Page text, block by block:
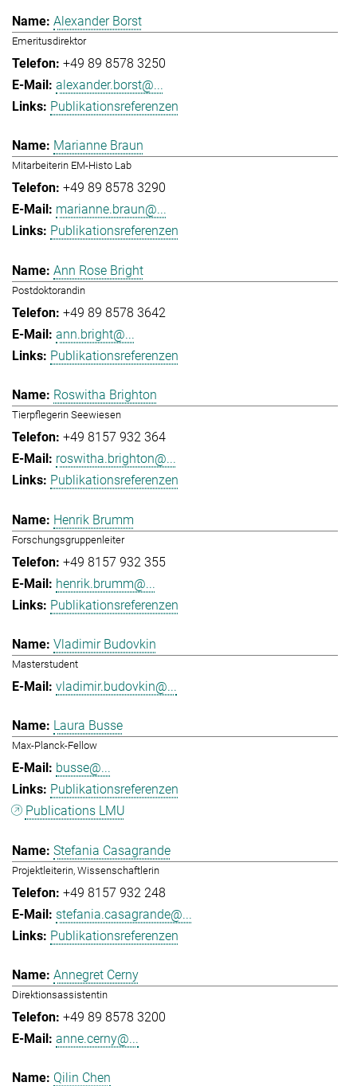
Alexander Borst
Emeritusdirektor
+49 89 8578 3250
alexander.borst@...
Publikationsreferenzen
Marianne Braun
Mitarbeiterin EM-Histo Lab
+49 89 8578 3290
marianne.braun@...
Publikationsreferenzen
Ann Rose Bright
Postdoktorandin
+49 89 8578 3642
ann.bright@...
Publikationsreferenzen
Roswitha Brighton
Tierpflegerin Seewiesen
+49 8157 932 364
roswitha.brighton@...
Publikationsreferenzen
Henrik Brumm
Forschungsgruppenleiter
+49 8157 932 355
henrik.brumm@...
Publikationsreferenzen
Vladimir Budovkin
Masterstudent
vladimir.budovkin@...
Laura Busse
Max-Planck-Fellow
busse@...
Publikationsreferenzen
Publications LMU
Stefania Casagrande
Projektleiterin, Wissenschaftlerin
+49 8157 932 248
stefania.casagrande@...
Publikationsreferenzen
Annegret Cerny
Direktionsassistentin
+49 89 8578 3200
anne.cerny@...
Qilin Chen